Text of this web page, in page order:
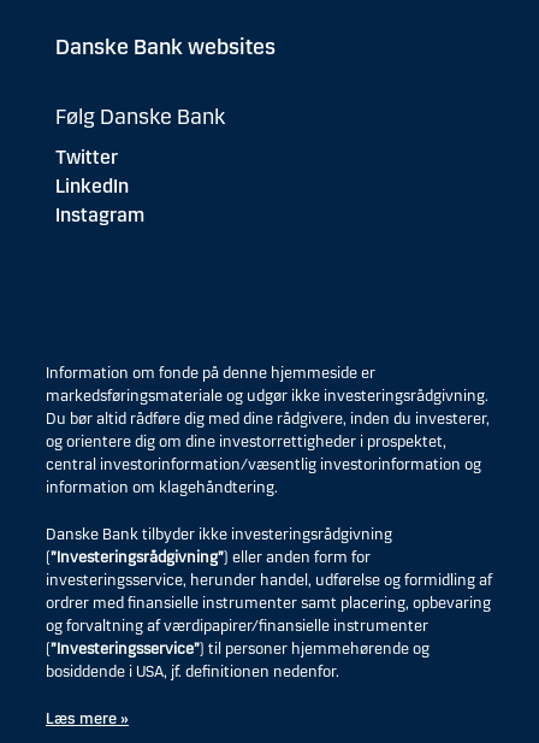
Danske Bank websites
Følg Danske Bank
Twitter
LinkedIn
Instagram
Information om fonde på denne hjemmeside er
markedsføringsmateriale og udgør ikke investeringsrådgivning.
Du bør altid rådføre dig med dine rådgivere, inden du investerer,
og orientere dig om dine investorrettigheder i prospektet,
central investorinformation/væsentlig investorinformation og
information om klagehåndtering.
Danske Bank tilbyder ikke investeringsrådgivning
(”Investeringsrådgivning”) eller anden form for
investeringsservice, herunder handel, udførelse og formidling af
ordrer med finansielle instrumenter samt placering, opbevaring
og forvaltning af værdipapirer/finansielle instrumenter
(”Investeringsservice”) til personer hjemmehørende og
bosiddende i USA, jf. definitionen nedenfor.
Læs mere »